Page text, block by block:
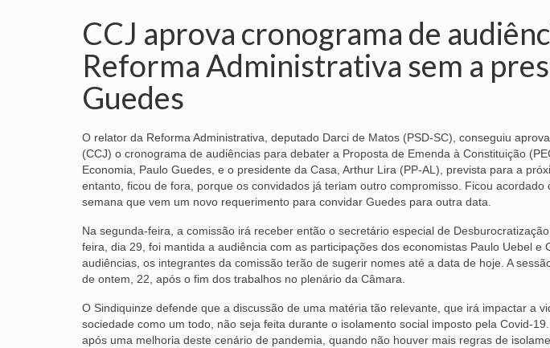
CCJ aprova cronograma de
Reforma Administrativa sem a
Guedes
O relator da Reforma Administrativa, deputado Darci de Matos (PSD-SC), conseguiu
(CCJ) o cronograma de audiências para debater a Proposta de Emenda à Constituição
Economia, Paulo Guedes, e o presidente da Casa, Arthur Lira (PP-AL), prevista para a
entanto, ficou de fora, porque os convidados já teriam outro compromisso. Ficou
semana que vem um novo requerimento para convidar Guedes para outra data.
Na segunda-feira, a comissão irá receber então o secretário especial de
feira, dia 29, foi mantida a audiência com as participações dos economistas Paulo Uebel e
audiências, os integrantes da comissão terão de sugerir nomes até a data de hoje. A
de ontem, 22, após o fim dos trabalhos no plenário da Câmara.
O Sindiquinze defende que a discussão de uma matéria tão relevante, que irá impactar a
sociedade como um todo, não seja feita durante o isolamento social imposto pela Covid-
após uma melhoria deste cenário de pandemia, quando não houver mais regras de